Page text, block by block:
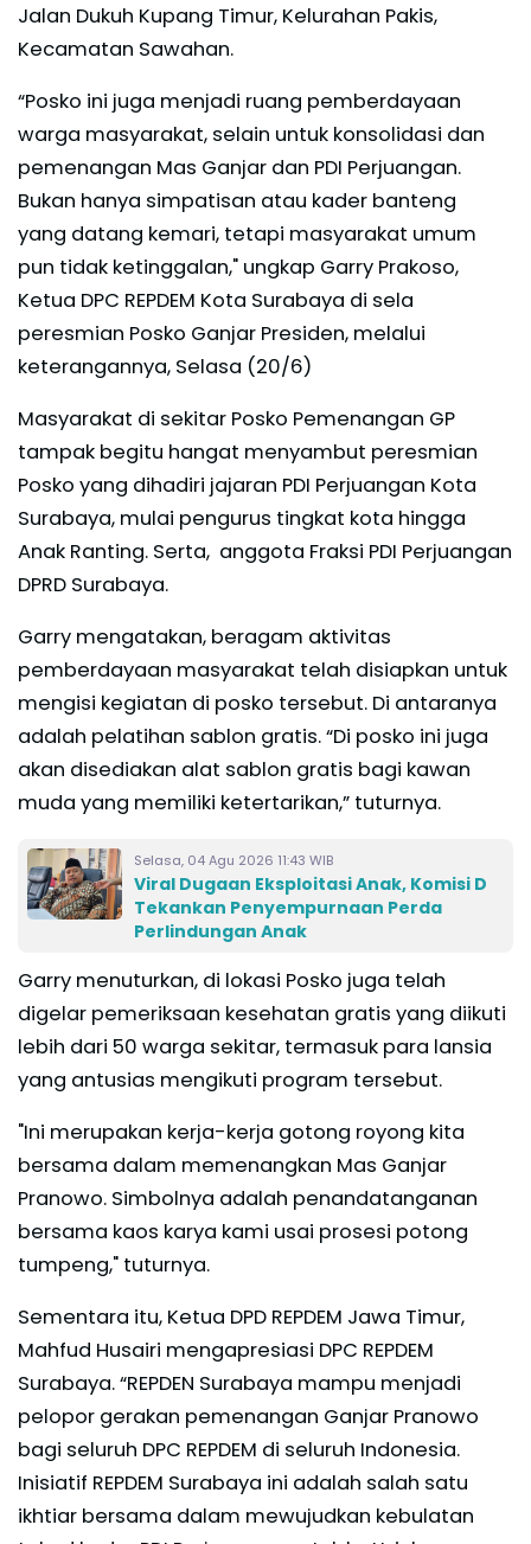
Jalan Dukuh Kupang Timur, Kelurahan Pakis,
Kecamatan Sawahan.
“Posko ini juga menjadi ruang pemberdayaan
warga masyarakat, selain untuk konsolidasi dan
pemenangan Mas Ganjar dan PDI Perjuangan.
Bukan hanya simpatisan atau kader banteng
yang datang kemari, tetapi masyarakat umum
pun tidak ketinggalan," ungkap Garry Prakoso,
Ketua DPC REPDEM Kota Surabaya di sela
peresmian Posko Ganjar Presiden, melalui
keterangannya, Selasa (20/6)
Masyarakat di sekitar Posko Pemenangan GP
tampak begitu hangat menyambut peresmian
Posko yang dihadiri jajaran PDI Perjuangan Kota
Surabaya, mulai pengurus tingkat kota hingga
Anak Ranting. Serta, anggota Fraksi PDI Perjuangan
DPRD Surabaya.
Garry mengatakan, beragam aktivitas
pemberdayaan masyarakat telah disiapkan untuk
mengisi kegiatan di posko tersebut. Di antaranya
adalah pelatihan sablon gratis. “Di posko ini juga
akan disediakan alat sablon gratis bagi kawan
muda yang memiliki ketertarikan,” tuturnya.
Selasa, 04 Agu 2026 11:43 WIB
Viral Dugaan Eksploitasi Anak, Komisi D
Tekankan Penyempurnaan Perda
Perlindungan Anak
Garry menuturkan, di lokasi Posko juga telah
digelar pemeriksaan kesehatan gratis yang diikuti
lebih dari 50 warga sekitar, termasuk para lansia
yang antusias mengikuti program tersebut.
"Ini merupakan kerja-kerja gotong royong kita
bersama dalam memenangkan Mas Ganjar
Pranowo. Simbolnya adalah penandatanganan
bersama kaos karya kami usai prosesi potong
tumpeng," tuturnya.
Sementara itu, Ketua DPD REPDEM Jawa Timur,
Mahfud Husairi mengapresiasi DPC REPDEM
Surabaya. “REPDEN Surabaya mampu menjadi
pelopor gerakan pemenangan Ganjar Pranowo
bagi seluruh DPC REPDEM di seluruh Indonesia.
Inisiatif REPDEM Surabaya ini adalah salah satu
ikhtiar bersama dalam mewujudkan kebulatan